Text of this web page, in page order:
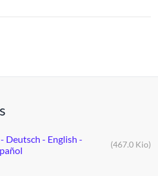
Deutsch - English -
(467.0 Kio)